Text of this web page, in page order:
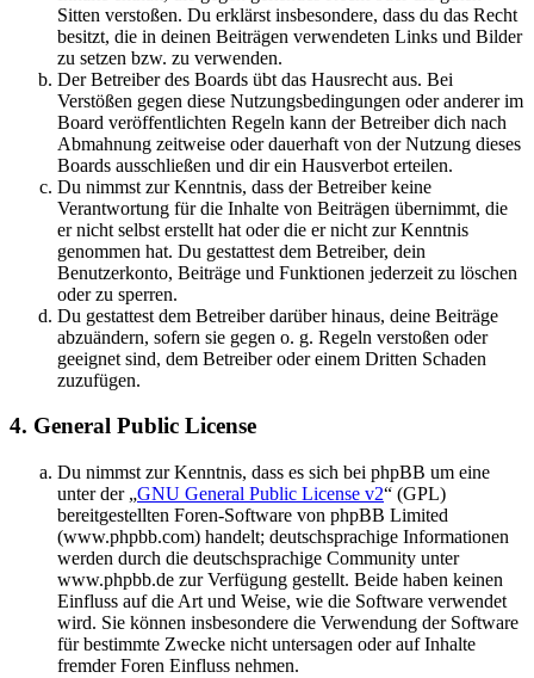
Sitten verstoßen. Du erklärst insbesondere, dass du das Recht
besitzt, die in deinen Beiträgen verwendeten Links und Bilder
zu setzen bzw. zu verwenden.
Der Betreiber des Boards übt das Hausrecht aus. Bei
Verstößen gegen diese Nutzungsbedingungen oder anderer im
Board veröffentlichten Regeln kann der Betreiber dich nach
Abmahnung zeitweise oder dauerhaft von der Nutzung dieses
Boards ausschließen und dir ein Hausverbot erteilen.
Du nimmst zur Kenntnis, dass der Betreiber keine
Verantwortung für die Inhalte von Beiträgen übernimmt, die
er nicht selbst erstellt hat oder die er nicht zur Kenntnis
genommen hat. Du gestattest dem Betreiber, dein
Benutzerkonto, Beiträge und Funktionen jederzeit zu löschen
oder zu sperren.
Du gestattest dem Betreiber darüber hinaus, deine Beiträge
abzuändern, sofern sie gegen o. g. Regeln verstoßen oder
geeignet sind, dem Betreiber oder einem Dritten Schaden
zuzufügen.
4. General Public License
Du nimmst zur Kenntnis, dass es sich bei phpBB um eine
unter der „GNU General Public License v2“ (GPL)
bereitgestellten Foren-Software von phpBB Limited
(www.phpbb.com) handelt; deutschsprachige Informationen
werden durch die deutschsprachige Community unter
www.phpbb.de zur Verfügung gestellt. Beide haben keinen
Einfluss auf die Art und Weise, wie die Software verwendet
wird. Sie können insbesondere die Verwendung der Software
für bestimmte Zwecke nicht untersagen oder auf Inhalte
fremder Foren Einfluss nehmen.